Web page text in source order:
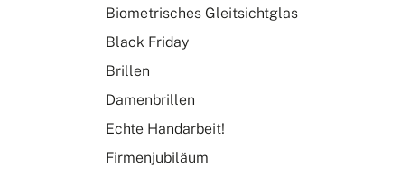
Biometrisches Gleitsichtglas
Black Friday
Brillen
Damenbrillen
Echte Handarbeit!
Firmenjubiläum